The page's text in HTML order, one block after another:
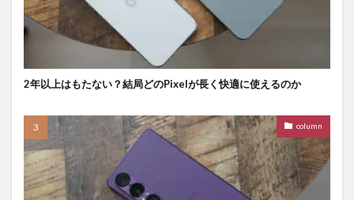
2年以上はもたない？結局どのPixelが長く快適に使えるのか
column